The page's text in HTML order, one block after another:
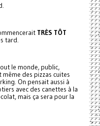
TRÈS TÔT
tard.
le monde, public,
même des pizzas cuites
On pensait aussi à
avec des canettes à la
mais ça sera pour la